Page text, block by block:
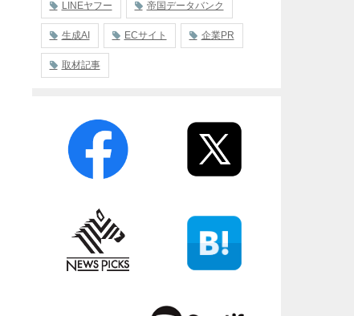
LINEヤフー 帝国データバンク
生成AI ECサイト 企業PR
取材記事